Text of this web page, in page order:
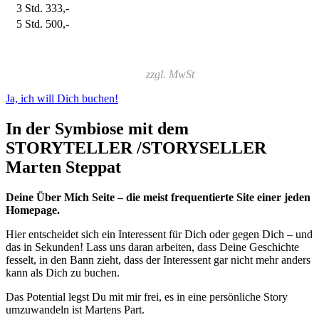
3 Std. 333,-
5 Std. 500,-
zzgl. MwSt
Ja, ich will Dich buchen!
In der Symbiose mit dem
STORYTELLER /STORYSELLER
Marten Steppat
Deine Über Mich Seite – die meist frequentierte Site einer jeden
Homepage.
Hier entscheidet sich ein Interessent für Dich oder gegen Dich – und
das in Sekunden! Lass uns daran arbeiten, dass Deine Geschichte
fesselt, in den Bann zieht, dass der Interessent gar nicht mehr anders
kann als Dich zu buchen.
Das Potential legst Du mit mir frei, es in eine persönliche Story
umzuwandeln ist Martens Part.